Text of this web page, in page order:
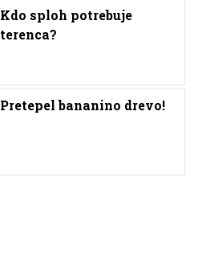
Kdo sploh potrebuje
terenca?
Pretepel bananino drevo!